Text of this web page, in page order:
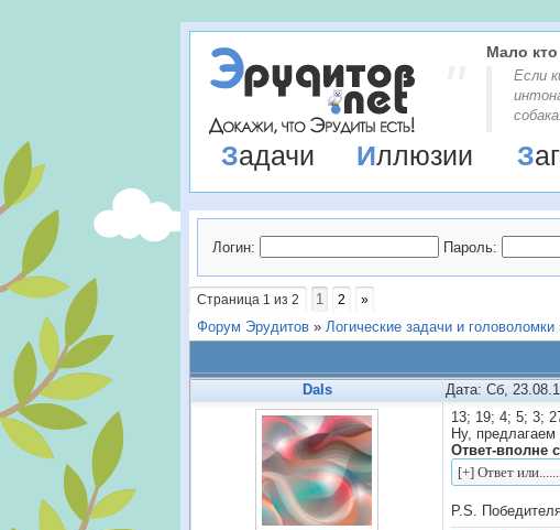
Мало кто
Если
Задачи Иллюзии
Логин: Пароль:
Страница 1 из 2 1 2 »
Форум Эрудитов » Логические задачи и головоломки
Dals Дата: Сб,
13; 19; 4; 5; 3;
Ну, предлагаем
Ответ-вполне
P.S.